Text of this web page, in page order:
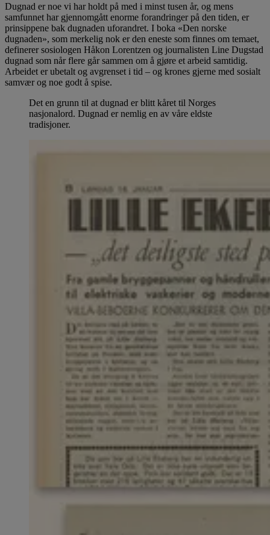
Dugnad er noe vi har holdt på med i minst tusen år, og mens
samfunnet har gjennomgått enorme forandringer på den tiden, er
prinsippene bak dugnaden uforandret. I boka «Den norske
dugnaden», som merkelig nok er den eneste som finnes om temaet,
definerer sosiologen Håkon Lorentzen og journalisten Line Dugstad
dugnad som når flere går sammen om å gjøre et arbeid samtidig.
Arbeidet er ubetalt og avgrenset i tid – og krones gjerne med sosialt
samvær og noe godt å spise.
Det en grunn til at dugnad er blitt kåret til Norges
nasjonalord. Dugnad er nemlig en av våre eldste
tradisjoner.